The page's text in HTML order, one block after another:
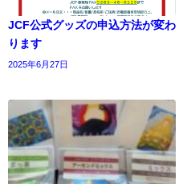
JCF公式グッズの申込方法が変わ
ります
2025年6月27日